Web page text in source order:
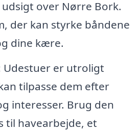
udsigt over Nørre Bork.
der kan styrke båndene
dine kære.
Udestuer er utroligt
tilpasse dem efter
interesser. Brug den
til havearbejde, et